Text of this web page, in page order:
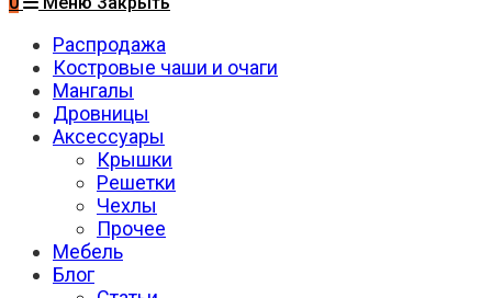
Распродажа
Костровые чаши и очаги
Мангалы
Дровницы
Аксессуары
Крышки
Решетки
Чехлы
Прочее
Мебель
Блог